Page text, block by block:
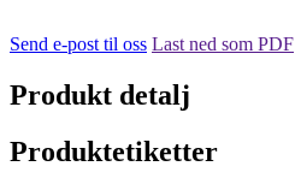
Send e-post til oss Last ned som PDF
Produkt detalj
Produktetiketter